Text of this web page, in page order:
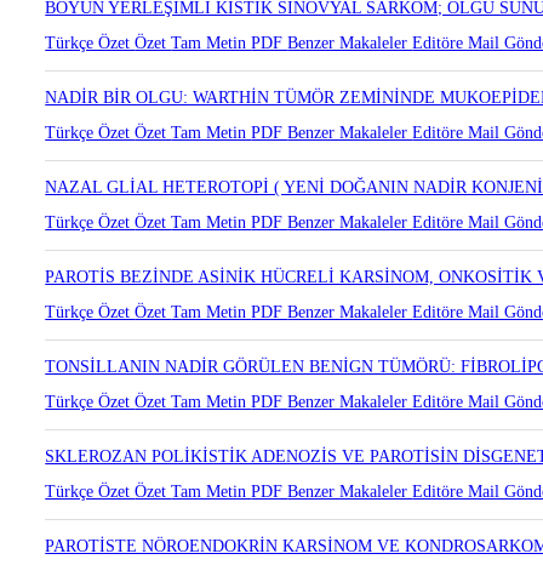
BOYUN YERLEŞİMLİ KİSTİK SİNOVYAL SARKOM; OLGU
Türkçe ÖzetÖzetTam MetinPDFBenzer MakalelerEditöre Mail
NADİR BİR OLGU: WARTHİN TÜMÖR ZEMİNİNDE
Türkçe ÖzetÖzetTam MetinPDFBenzer MakalelerEditöre Mail
NAZAL GLİAL HETEROTOPİ ( YENİ DOĞANIN NADİR
Türkçe ÖzetÖzetTam MetinPDFBenzer MakalelerEditöre Mail
PAROTİS BEZİNDE ASİNİK HÜCRELİ KARSİNOM, ONKOSİTİK
Türkçe ÖzetÖzetTam MetinPDFBenzer MakalelerEditöre Mail
TONSİLLANIN NADİR GÖRÜLEN BENİGN TÜMÖRÜ:
Türkçe ÖzetÖzetTam MetinPDFBenzer MakalelerEditöre Mail
SKLEROZAN POLİKİSTİK ADENOZİS VE PAROTİSİN
Türkçe ÖzetÖzetTam MetinPDFBenzer MakalelerEditöre Mail
PAROTİSTE NÖROENDOKRİN KARSİNOM VE